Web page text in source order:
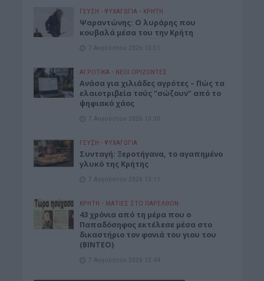
ΓΕΎΣΗ - ΨΥΧΑΓΩΓΊΑ • ΚΡΗΤΗ
Ψαραντώνης: Ο λυράρης που
κουβαλά μέσα του την Κρήτη
7 Αυγούστου 2026 13:51
ΑΓΡΟΤΙΚΑ • ΝΕΟΙ ΟΡΙΖΟΝΤΕΣ
Ανάσα για χιλιάδες αγρότες – Πώς τα
ελαιοτριβεία τούς “σώζουν” από το
ψηφιακό χάος
7 Αυγούστου 2026 13:30
ΓΕΎΣΗ - ΨΥΧΑΓΩΓΊΑ
Συνταγή: Ξεροτήγανα, το αγαπημένο
γλυκό της Κρήτης
7 Αυγούστου 2026 13:11
ΚΡΗΤΗ • ΜΑΤΙΕΣ ΣΤΟ ΠΑΡΕΛΘΟΝ
43 χρόνια από τη μέρα που ο
Παπαδόσηφος εκτέλεσε μέσα στο
δικαστήριο τον φονιά του γιου του
(ΒΙΝΤΕΟ)
7 Αυγούστου 2026 12:44